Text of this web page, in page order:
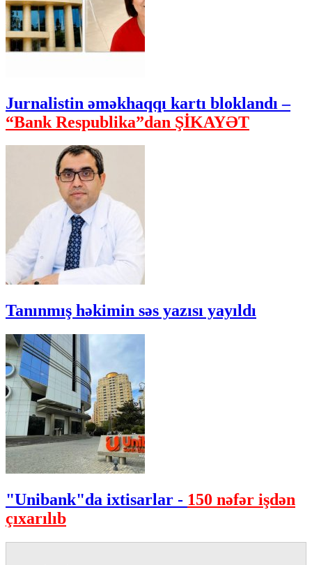
Jurnalistin əməkhaqqı kartı bloklandı –
“Bank Respublika”dan ŞİKAYƏT
Tanınmış həkimin səs yazısı yayıldı
"Unibank"da ixtisarlar - 150 nəfər işdən
çıxarılıb